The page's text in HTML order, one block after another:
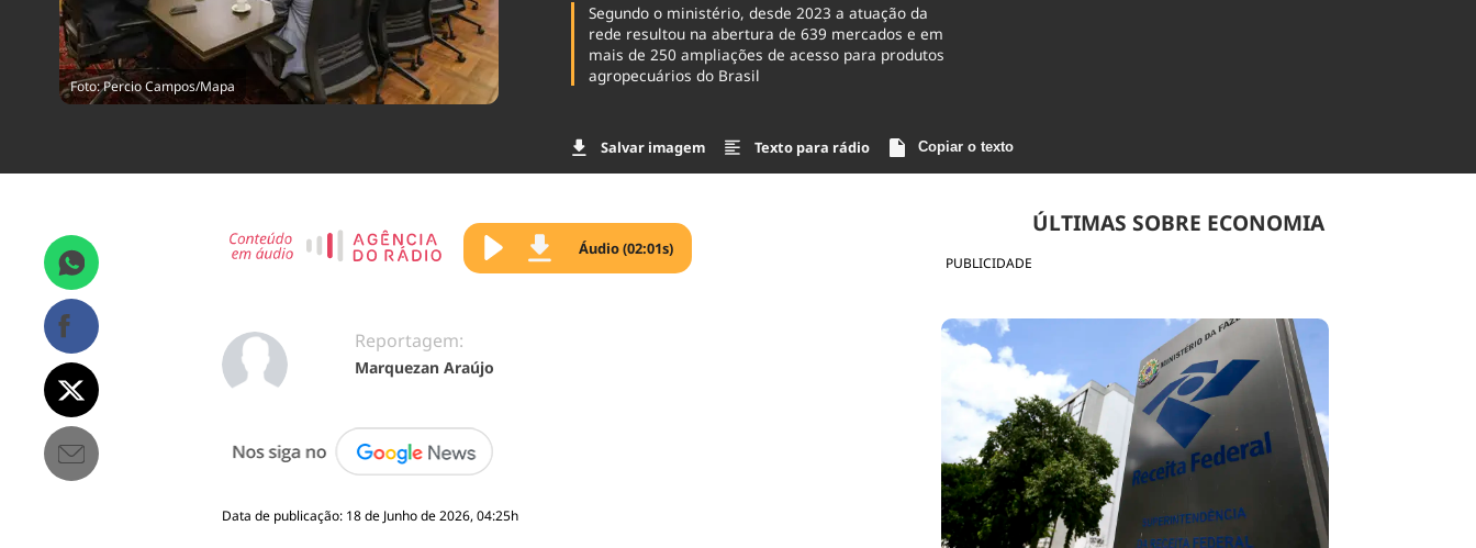
Foto: Percio Campos/Mapa
Segundo o ministério, desde 2023 a atuação da
rede resultou na abertura de 639 mercados e em
mais de 250 ampliações de acesso para produtos
agropecuários do Brasil
Salvar imagem Texto para rádio Copiar o texto
PUBLICIDADE
ÚLTIMAS SOBRE ECONOMIA
Áudio (02:01s)
Reportagem:
Marquezan Araújo
Data de publicação: 18 de Junho de 2026, 04:25h